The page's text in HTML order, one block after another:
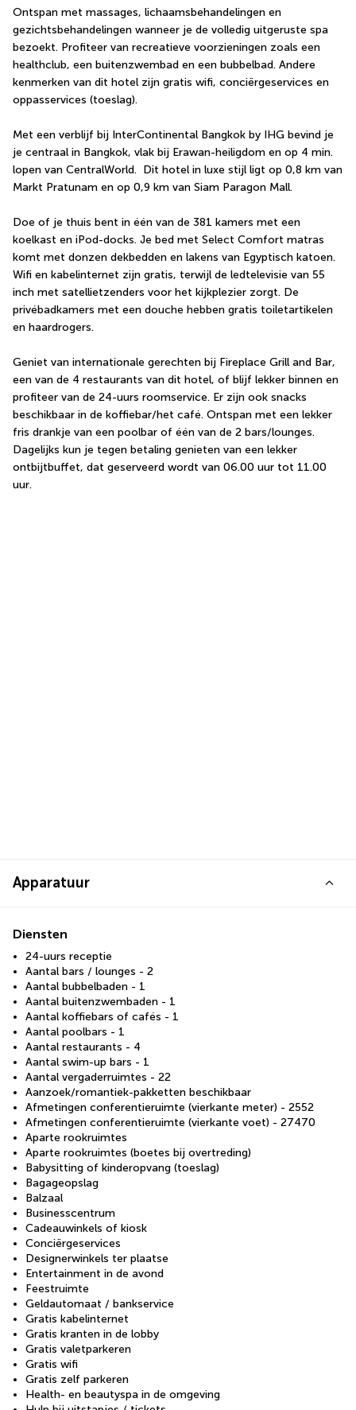
Ontspan met massages, lichaamsbehandelingen en
gezichtsbehandelingen wanneer je de volledig uitgeruste spa
bezoekt. Profiteer van recreatieve voorzieningen zoals een
healthclub, een buitenzwembad en een bubbelbad. Andere
kenmerken van dit hotel zijn gratis wifi, conciërgeservices en
oppasservices (toeslag).
Met een verblijf bij InterContinental Bangkok by IHG bevind je
je centraal in Bangkok, vlak bij Erawan-heiligdom en op 4 min.
lopen van CentralWorld.  Dit hotel in luxe stijl ligt op 0,8 km van
Markt Pratunam en op 0,9 km van Siam Paragon Mall.
Doe of je thuis bent in één van de 381 kamers met een
koelkast en iPod-docks. Je bed met Select Comfort matras
komt met donzen dekbedden en lakens van Egyptisch katoen.
Wifi en kabelinternet zijn gratis, terwijl de ledtelevisie van 55
inch met satellietzenders voor het kijkplezier zorgt. De
privébadkamers met een douche hebben gratis toiletartikelen
en haardrogers.
Geniet van internationale gerechten bij Fireplace Grill and Bar,
een van de 4 restaurants van dit hotel, of blijf lekker binnen en
profiteer van de 24-uurs roomservice. Er zijn ook snacks
beschikbaar in de koffiebar/het café. Ontspan met een lekker
fris drankje van een poolbar of één van de 2 bars/lounges.
Dagelijks kun je tegen betaling genieten van een lekker
ontbijtbuffet, dat geserveerd wordt van 06.00 uur tot 11.00
uur.
Apparatuur
Diensten
24-uurs receptie
Aantal bars / lounges - 2
Aantal bubbelbaden - 1
Aantal buitenzwembaden - 1
Aantal koffiebars of cafés - 1
Aantal poolbars - 1
Aantal restaurants - 4
Aantal swim-up bars - 1
Aantal vergaderruimtes - 22
Aanzoek/romantiek-pakketten beschikbaar
Afmetingen conferentieruimte (vierkante meter) - 2552
Afmetingen conferentieruimte (vierkante voet) - 27470
Aparte rookruimtes
Aparte rookruimtes (boetes bij overtreding)
Babysitting of kinderopvang (toeslag)
Bagageopslag
Balzaal
Businesscentrum
Cadeauwinkels of kiosk
Conciërgeservices
Designerwinkels ter plaatse
Entertainment in de avond
Feestruimte
Geldautomaat / bankservice
Gratis kabelinternet
Gratis kranten in de lobby
Gratis valetparkeren
Gratis wifi
Gratis zelf parkeren
Health- en beautyspa in de omgeving